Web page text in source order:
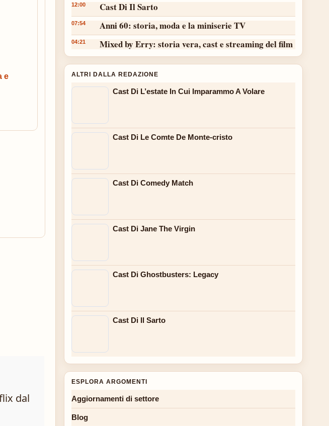
e
dal
12:00 Cast Di Il Sarto
07:54 Anni 60: storia, moda e la miniserie TV
04:21 Mixed by Erry: storia vera, cast e streaming del film
ALTRI DALLA REDAZIONE
Cast Di L’estate In Cui Imparammo A Volare
Cast Di Le Comte De Monte-cristo
Cast Di Comedy Match
Cast Di Jane The Virgin
Cast Di Ghostbusters: Legacy
Cast Di Il Sarto
ESPLORA ARGOMENTI
Aggiornamenti di settore
Blog